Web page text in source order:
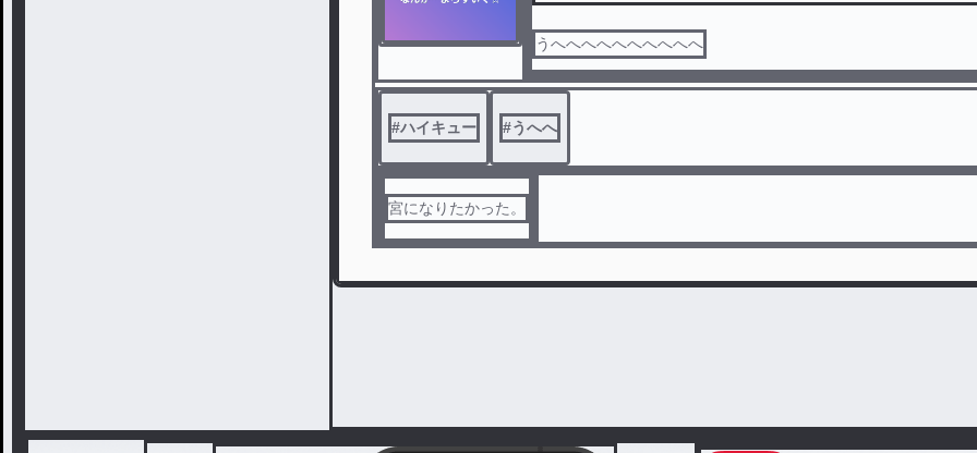
うへへへへへへへへへへ
#ハイキュー #うへへ
宮になりたかった。